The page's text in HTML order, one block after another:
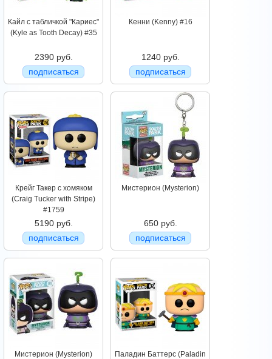
Кайл с табличкой "Кариес"
(Kyle as Tooth Decay) #35
2390 руб.
подписаться
Кенни (Kenny) #16
1240 руб.
подписаться
Крейг Такер с хомяком
(Craig Tucker with Stripe)
#1759
5190 руб.
подписаться
Мистерион (Mysterion)
650 руб.
подписаться
Мистерион (Mysterion)
Паладин Баттерс (Paladin